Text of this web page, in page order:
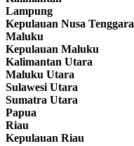
Lampung
Kepulauan Nusa Tenggara
Maluku
Kepulauan Maluku
Kalimantan Utara
Maluku Utara
Sulawesi Utara
Sumatra Utara
Papua
Riau
Kepulauan Riau